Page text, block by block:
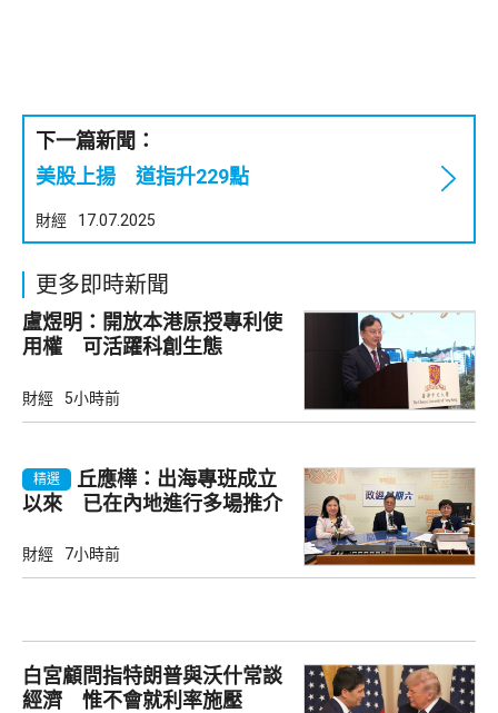
下一篇新聞：
美股上揚 道指升229點
財經 17.07.2025
更多即時新聞
盧煜明：開放本港原授專利使
用權 可活躍科創生態
財經 5小時前
精選
丘應樺：出海專班成立
以來 已在內地進行多場推介
財經 7小時前
白宮顧問指特朗普與沃什常談
經濟 惟不會就利率施壓